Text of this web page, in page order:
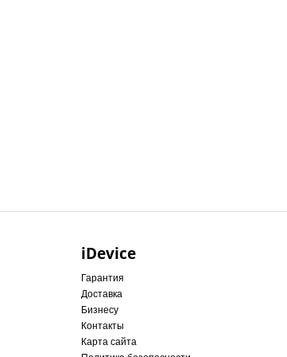
iDevice
Гарантия
Доставка
Бизнесу
Контакты
Карта сайта